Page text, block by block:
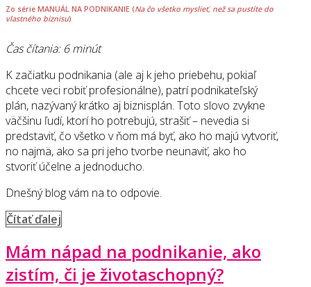
Zo série MANUÁL NA PODNIKANIE (Na čo všetko myslieť, než sa pustíte do
vlastného biznisu)
Čas čítania: 6 minút
K začiatku podnikania (ale aj k jeho priebehu, pokiaľ
chcete veci robiť profesionálne), patrí podnikateľský
plán, nazývaný krátko aj biznisplán. Toto slovo zvykne
väčšinu ľudí, ktorí ho potrebujú, strašiť – nevedia si
predstaviť, čo všetko v ňom má byť, ako ho majú vytvoriť,
no najmä, ako sa pri jeho tvorbe neunaviť, ako ho
stvoriť účelne a jednoducho.
Dnešný blog vám na to odpovie.
Čítať ďalej
podnikateľský
plán“
Mám nápad na podnikanie, ako
zistím, či je životaschopný?